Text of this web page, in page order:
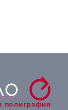
полиграфия